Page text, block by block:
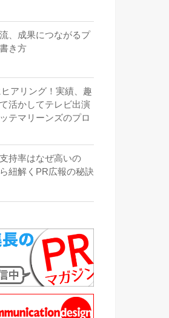
、成果につながるプ
き方
ヒアリング！実績、趣
活かしてテレビ出演
テマリーンズのプロ
持率はなぜ高いの
紐解くPR広報の秘訣